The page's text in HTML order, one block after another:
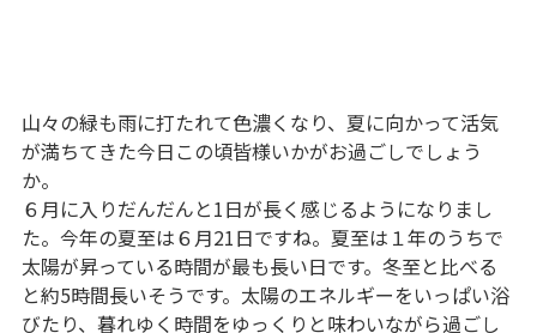
山々の緑も雨に打たれて色濃くなり、夏に向かって活気
が満ちてきた今日この頃皆様いかがお過ごしでしょう
か。
６月に入りだんだんと1日が長く感じるようになりまし
た。今年の夏至は６月21日ですね。夏至は１年のうちで
太陽が昇っている時間が最も長い日です。冬至と比べる
と約5時間長いそうです。太陽のエネルギーをいっぱい浴
びたり、暮れゆく時間をゆっくりと味わいながら過ごし